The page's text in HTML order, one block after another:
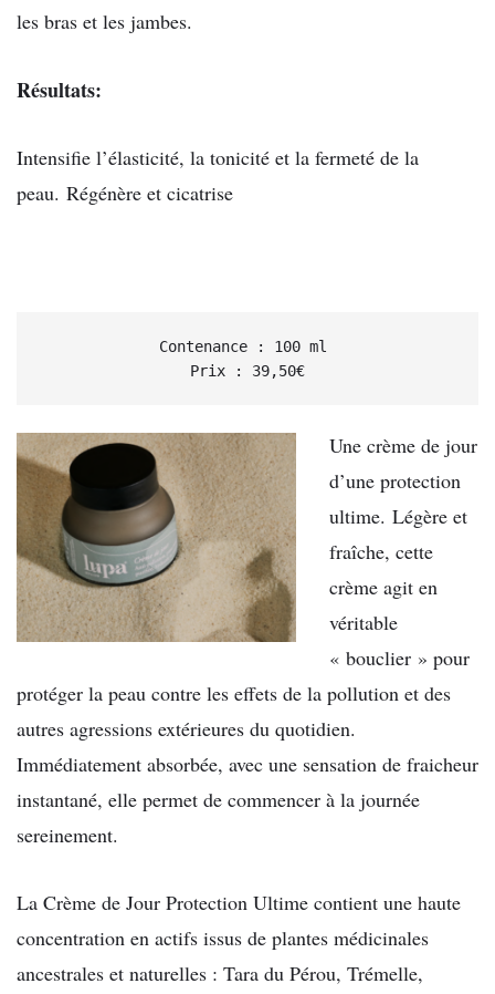
les bras et les jambes.
Résultats:
Intensifie l’élasticité, la tonicité et la fermeté de la
peau. Régénère et cicatrise
Contenance : 100 ml
Prix : 39,50€
Une crème de jour
d’une protection
ultime. Légère et
fraîche, cette
crème agit en
véritable
« bouclier » pour
protéger la peau contre les effets de la pollution et des
autres agressions extérieures du quotidien.
Immédiatement absorbée, avec une sensation de fraicheur
instantané, elle permet de commencer à la journée
sereinement.
La Crème de Jour Protection Ultime contient une haute
concentration en actifs issus de plantes médicinales
ancestrales et naturelles : Tara du Pérou, Trémelle,